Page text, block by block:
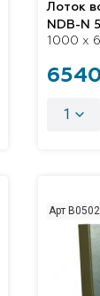
Лоток
NDB-N
1000 x
1
Арт